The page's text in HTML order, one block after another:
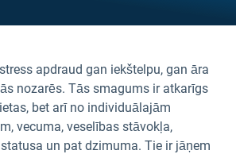
apdraud gan iekštelpu, gan āra
nozarēs. Tās smagums ir atkarīgs
bet arī no individuālajām
vecuma, veselības stāvokļa,
un pat dzimuma. Tie ir jāņem